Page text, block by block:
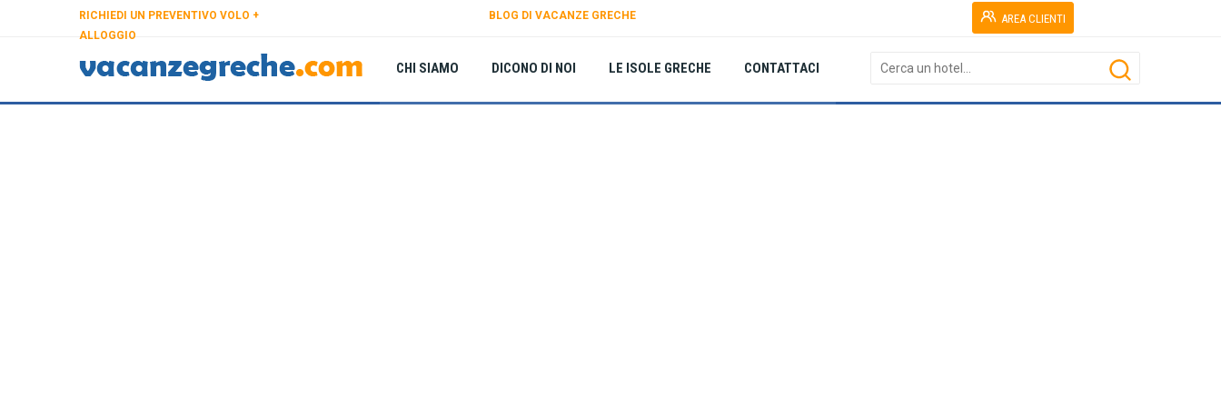
AREA CLIENTI
RICHIEDI UN PREVENTIVO VOLO +
ALLOGGIO
BLOG DI VACANZE GRECHE
CHI SIAMO DICONO DI NOI LE ISOLE GRECHE CONTATTACI